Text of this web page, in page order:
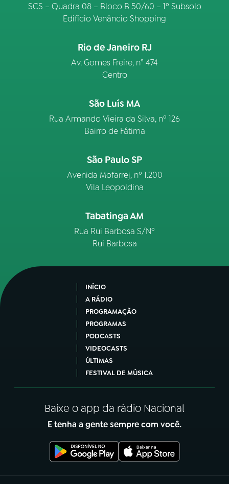
SCS – Quadra 08 – Bloco B 50/60 – 1º Subsolo
Edifício Venâncio Shopping
Rio de Janeiro RJ
Av. Gomes Freire, n° 474
Centro
São Luís MA
Rua Armando Vieira da Silva, nº 126
Bairro de Fátima
São Paulo SP
Avenida Mofarrej, nº 1.200
Vila Leopoldina
Tabatinga AM
Rua Rui Barbosa S/Nº
Rui Barbosa
INÍCIO
A RÁDIO
PROGRAMAÇÃO
PROGRAMAS
PODCASTS
VIDEOCASTS
ÚLTIMAS
FESTIVAL DE MÚSICA
Baixe o app da rádio Nacional
E tenha a gente sempre com você.